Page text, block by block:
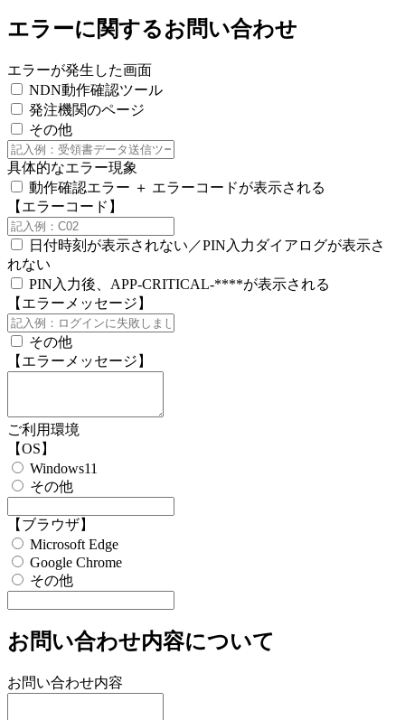
エラーに関するお問い合わせ
エラーが発生した画面
NDN動作確認ツール
発注機関のページ
その他
具体的なエラー現象
動作確認エラー ＋ エラーコードが表示される
【エラーコード】
日付時刻が表示されない／PIN入力ダイアログが表示さ
れない
PIN入力後、APP-CRITICAL-****が表示される
【エラーメッセージ】
その他
【エラーメッセージ】
ご利用環境
【OS】
Windows11
その他
【ブラウザ】
Microsoft Edge
Google Chrome
その他
お問い合わせ内容について
お問い合わせ内容